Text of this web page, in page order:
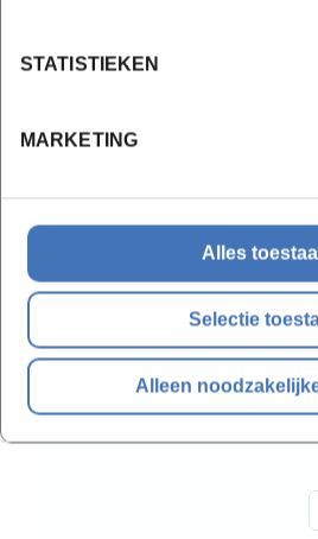
STATISTIEKEN
MARKETING
Alles
Selectie
Alleen
Heb je vragen over een
Of denk je eraan om die op
locatie te laten
Contacteer onze collega
Rosalie Buyse